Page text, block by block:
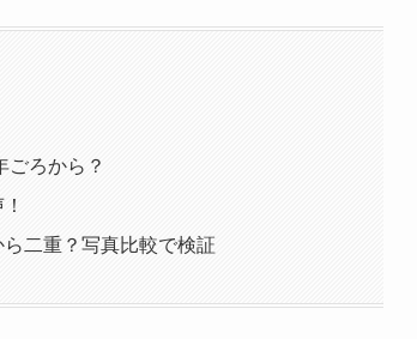
ごろから？
二重？写真比較で検証